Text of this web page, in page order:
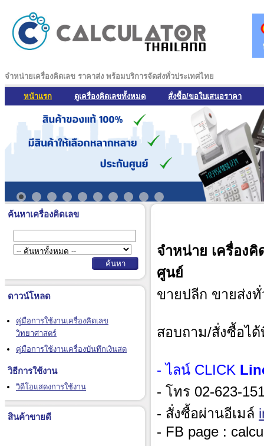
จำหน่ายเครื่องคิดเลข ราคาส่ง พร้อมบริการจัดส่งทั่วประเทศไทย
หน้าแรก ดูเครื่องคิดเลขทั้งหมด สั่งซื้อ/ขอใบเสนอราคา
ค้นหาเครื่องคิดเลข
ดาวน์โหลด
คู่มือการใช้งานเครื่องคิดเลข
วิทยาศาสตร์
คู่มือการใช้งานเครื่องบันทึกเงินสด
วิธีการใช้งาน
วิดีโอแสดงการใช้งาน
สินค้าขายดี
จำหน่าย เครื่องคิ
ศูนย์
ขายปลีก ขายส่ง
สอบถาม/สั่งซื้อไ
- ไลน์ CLICK
- โทร 02-623-
- สั่งซื้อผ่านอีเมล์
- FB page :